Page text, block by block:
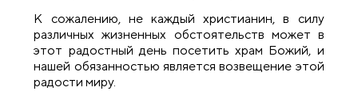
К сожалению, не каждый христианин, в силу
различных жизненных обстоятельств может в
этот радостный день посетить храм Божий, и
нашей обязанностью является возвещение этой
радости миру.